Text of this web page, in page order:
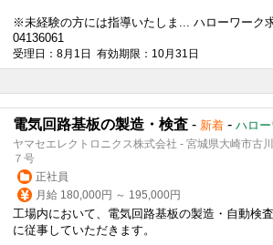
※未経験の方には指導いたしま... ハローワーク
04136061
受理日：8月1日 有効期限：10月31日
電気回路基板の製造・検査 - 新着 - ハロー
ヤマセエレクトロニクス株式会社 - 宮城県大崎市古
７号
正社員
月給 180,000円 ～ 195,000円
工場内において、電気回路基板の製造・自動検
に従事していただきます。